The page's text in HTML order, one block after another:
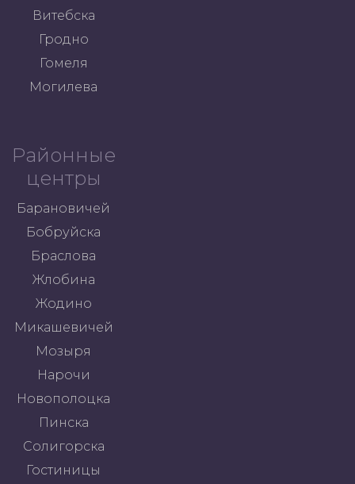
Витебска
Гродно
Гомеля
Могилева
Районные
центры
Барановичей
Бобруйска
Браслова
Жлобина
Жодино
Микашевичей
Мозыря
Нарочи
Новополоцка
Пинска
Солигорска
Гостиницы